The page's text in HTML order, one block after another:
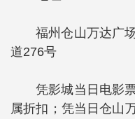
福州仓山万达广
道276号
凭影城当日电影
属折扣；凭当日仓山